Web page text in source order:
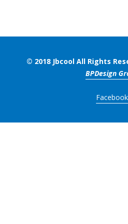
© 2018 Jbcool All Rights
BPDesign
Facebook